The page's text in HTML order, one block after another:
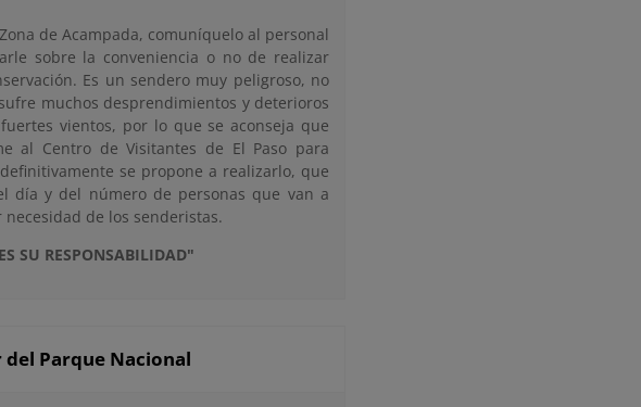
de Acampada, comuníquelo al personal
sobre la conveniencia o no de realizar
Es un sendero muy peligroso, no
muchos desprendimientos y deterioros
vientos, por lo que se aconseja que
al Centro de Visitantes de El Paso para
se propone a realizarlo, que
día y del número de personas que van a
de los senderistas.
SU RESPONSABILIDAD"
Parque Nacional